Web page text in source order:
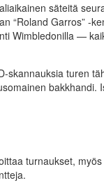
säteitä
“Roland Garros” -
Wimbledonilla —
skannauksia turen
turnaukset,